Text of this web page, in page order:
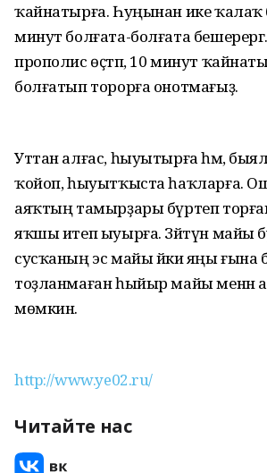
ҡайнатырға. Һуңынан ике ҡалаҡ
минут болғата-болғата
прополис өҫтәп, 10 минут
болғатып торорға онотмағыҙ.
Уттан алғас, һыуытырға һәм,
ҡойоп, һыуытҡыста һаҡларға.
аяҡтың тамырҙары бүртеп
яҡшы итеп ыуырға. Зәйтүн майы
сусҡаның эс майы йәки яңы ғына
тоҙланмаған һыйыр майы
мөмкин.
http://www.ye02.ru/
Читайте нас